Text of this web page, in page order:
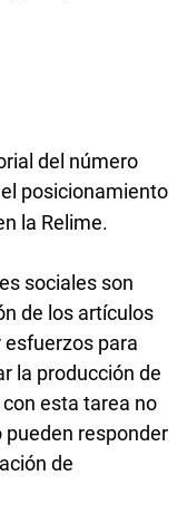
del número
posicionamiento
la Relime.
sociales son
de los artículos
esfuerzos para
la producción de
esta tarea no
pueden responder
de